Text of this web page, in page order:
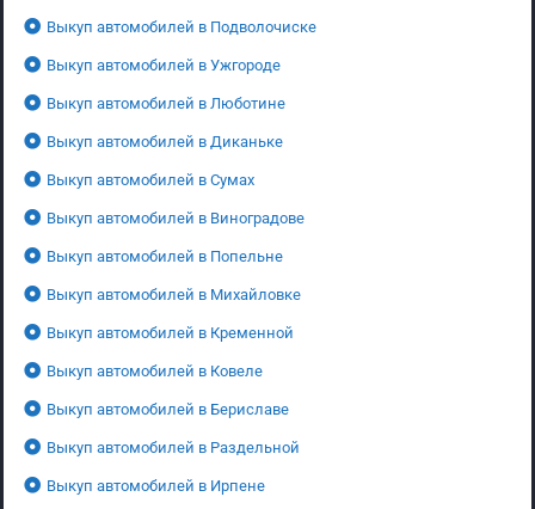
Выкуп автомобилей в Подволочиске
Выкуп автомобилей в Ужгороде
Выкуп автомобилей в Люботине
Выкуп автомобилей в Диканьке
Выкуп автомобилей в Сумах
Выкуп автомобилей в Виноградове
Выкуп автомобилей в Попельне
Выкуп автомобилей в Михайловке
Выкуп автомобилей в Кременной
Выкуп автомобилей в Ковеле
Выкуп автомобилей в Бериславе
Выкуп автомобилей в Раздельной
Выкуп автомобилей в Ирпене